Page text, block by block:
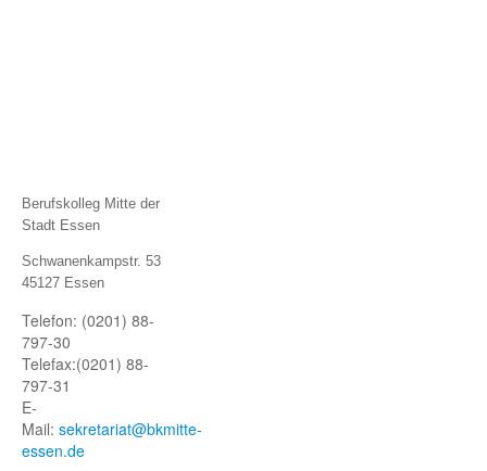
Berufskolleg Mitte der
Stadt Essen
Schwanenkampstr. 53
45127 Essen
Telefon: (0201) 88-
797-30
Telefax:(0201) 88-
797-31
E-
Mail: sekretariat@bkmitte-
essen.de